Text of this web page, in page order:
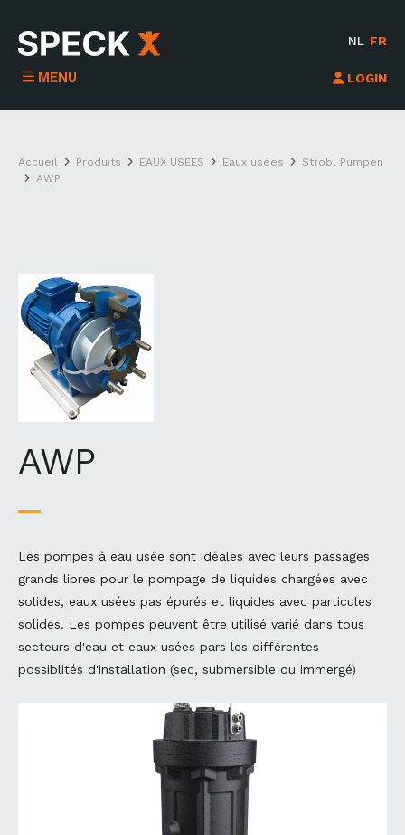
NL FR
LOGIN
MENU
Accueil Produits EAUX USEES Eaux usées
Strobl Pumpen
AWP
AWP
Les pompes à eau usée sont idéales avec leurs passages
grands libres pour le pompage de liquides chargées avec
solides, eaux usées pas épurés et liquides avec particules
solides. Les pompes peuvent être utilisé varié dans tous
secteurs d'eau et eaux usées pars les différentes
possiblités d'installation (sec, submersible ou immergé)